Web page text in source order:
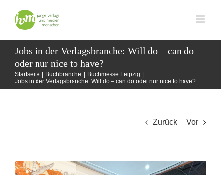
Inhalt
springen
Jobs in der Verlagsbranche: Will do – can do
oder nur nice to have?
Startseite Buchbranche
Buchmesse Leipzig
Jobs in der Verlagsbranche: Will do – can do oder nur nice to have?
Zurück Vor
Zeige